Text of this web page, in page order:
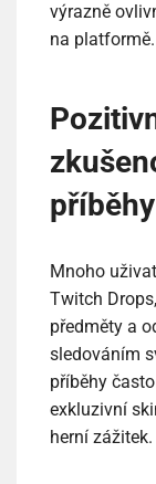
výrazně
na platformě.
příběhy
Mnoho
Twitch
předměty a
sledováním
příběhy
exkluzivní
herní zážitek.